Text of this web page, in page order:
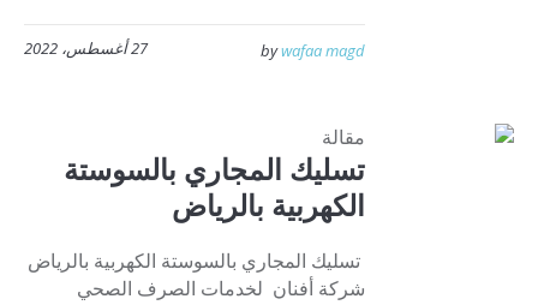
27 أغسطس، 2022 bywafaa magd
مقالة
تسليك المجاري بالسوستة
الكهربية بالرياض
تسليك المجاري بالسوستة الكهربية بالرياض
شركة أفنان لخدمات الصرف الصحي